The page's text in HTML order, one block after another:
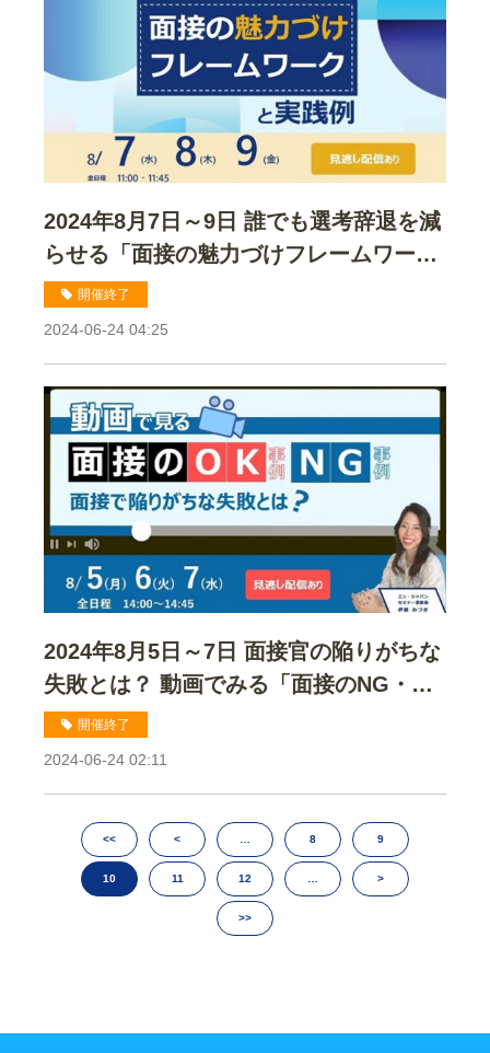
2024年8月7日～9日 誰でも選考辞退を減
らせる「面接の魅力づけフレームワー
ク」と実践例セミナー
開催終了
2024-06-24 04:25
2024年8月5日～7日 面接官の陥りがちな
失敗とは？ 動画でみる「面接のNG・OK
事例」セミナー
開催終了
2024-06-24 02:11
<< < 8 9
10 11 12 >
>>